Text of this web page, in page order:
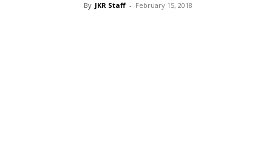
By JKR Staff - February 15, 2018